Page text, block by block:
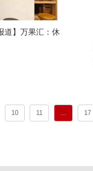
道】万果汇：休
10 11 ... 17